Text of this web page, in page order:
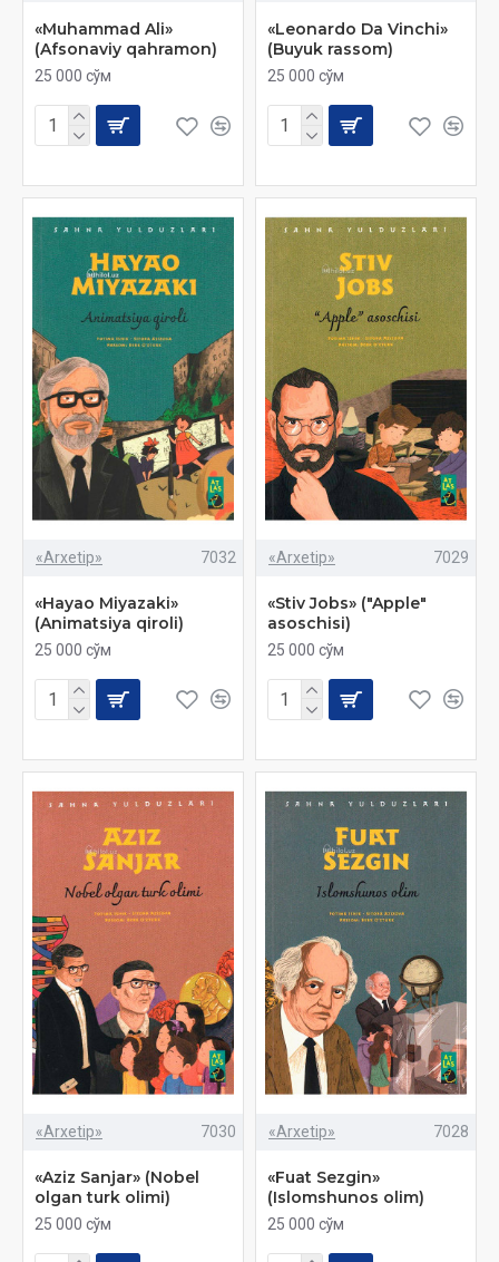
«Muhammad Ali»
(Afsonaviy qahramon)
25 000 сўм
«Leonardo Da Vinchi»
(Buyuk rassom)
25 000 сўм
«Arxetip» 7032
«Hayao Miyazaki»
(Animatsiya qiroli)
25 000 сўм
«Arxetip» 7029
«Stiv Jobs» ("Apple"
asoschisi)
25 000 сўм
«Arxetip» 7030
«Aziz Sanjar» (Nobel
olgan turk olimi)
25 000 сўм
«Arxetip» 7028
«Fuat Sezgin»
(Islomshunos olim)
25 000 сўм